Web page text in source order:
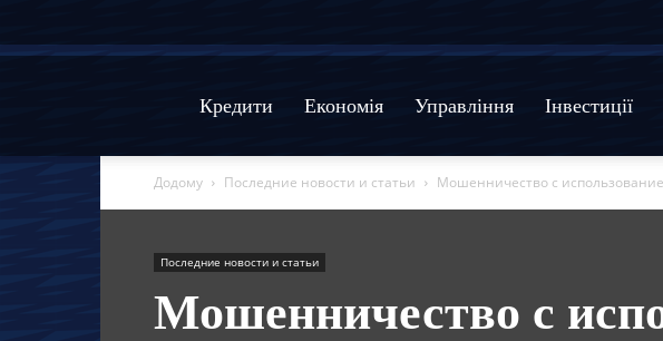
Кредити Економія Управління Інвестиції
Додому Последние новости и статьи Мошенничество с
Последние новости и статьи
Мошенничество с